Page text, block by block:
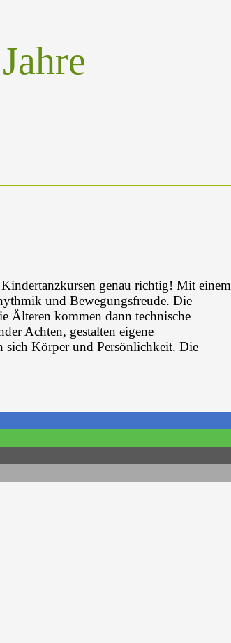
genau richtig! Mit einem
und Bewegungsfreude. Die
Älteren kommen dann technische
Achten, gestalten eigene
sich Körper und Persönlichkeit. Die